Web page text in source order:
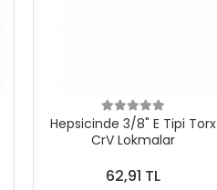
Hepsicinde 3/8" E Tipi Torx
CrV Lokmalar
62,91 TL